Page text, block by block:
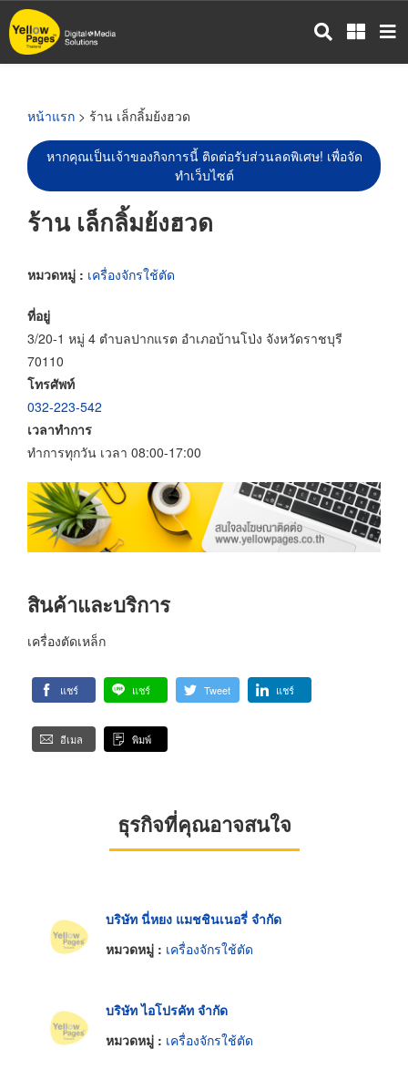
ข้าม
ไป
หน้าแรก > ร้าน เล็กลิ้มย้งฮวด
หากคุณเป็นเจ้าของกิจการนี้ ติดต่อรับส่วนลดพิเศษ! เพื่อจัด
ทำเว็บไซต์
ร้าน เล็กลิ้มย้งฮวด
หมวดหมู่ : เครื่องจักรใช้ตัด
ที่อยู่
3/20-1 หมู่ 4 ตำบลปากแรต อำเภอบ้านโป่ง จังหวัดราชบุรี
70110
โทรศัพท์
032-223-542
เวลาทำการ
ทำการทุกวัน เวลา 08:00-17:00
สินค้าและบริการ
เครื่องตัดเหล็ก
แชร์ แชร์ Tweet แชร์
อีเมล พิมพ์
ธุรกิจที่คุณอาจสนใจ
บริษัท นี่หยง แมชชินเนอรี่ จำกัด
หมวดหมู่ : เครื่องจักรใช้ตัด
บริษัท ไอโปรคัท จำกัด
หมวดหมู่ : เครื่องจักรใช้ตัด